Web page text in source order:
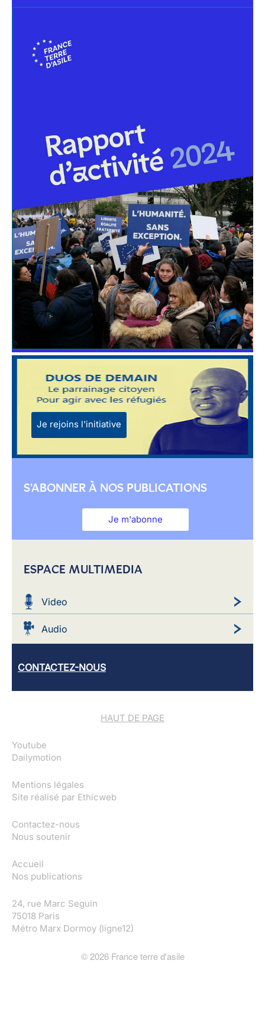
Je rejoins l'initiative
S'ABONNER À NOS PUBLICATIONS
Je m'abonne
ESPACE MULTIMEDIA
Video
Audio
CONTACTEZ-NOUS
HAUT DE PAGE
Youtube
Dailymotion
Mentions légales
Site réalisé par Ethicweb
Contactez-nous
Nous soutenir
Accueil
Nos publications
24, rue Marc Seguin
75018 Paris
Métro Marx Dormoy (ligne12)
© 2026France terre d'asile